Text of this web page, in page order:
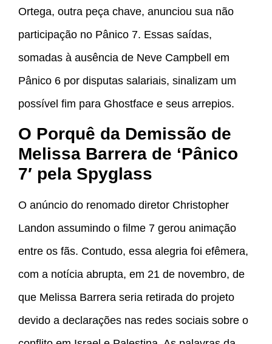
Ortega, outra peça chave, anunciou sua não
participação no Pânico 7. Essas saídas,
somadas à ausência de Neve Campbell em
Pânico 6 por disputas salariais, sinalizam um
possível fim para Ghostface e seus arrepios.
O Porquê da Demissão de
Melissa Barrera de ‘Pânico
7′ pela Spyglass
O anúncio do renomado diretor Christopher
Landon assumindo o filme 7 gerou animação
entre os fãs. Contudo, essa alegria foi efêmera,
com a notícia abrupta, em 21 de novembro, de
que Melissa Barrera seria retirada do projeto
devido a declarações nas redes sociais sobre o